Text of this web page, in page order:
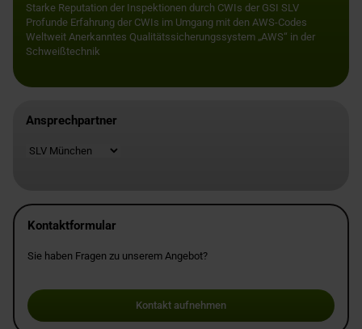
Starke Reputation der Inspektionen durch CWIs der GSI SLV
Profunde Erfahrung der CWIs im Umgang mit den AWS-Codes
Weltweit Anerkanntes Qualitätssicherungssystem „AWS“ in der
Schweißtechnik
Ansprechpartner
Standort
Kontaktformular
Sie haben Fragen zu unserem Angebot?
Kontakt aufnehmen